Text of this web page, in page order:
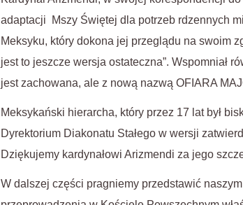
adaptacji Mszy Świętej dla potrzeb rdzennych
Meksyku, który dokona jej przeglądu na swoim
jest to jeszcze wersja ostateczna”. Wspomniał
jest zachowana, ale z nową nazwą OFIARA
Meksykański hierarcha, który przez 17 lat był
Dyrektorium Diakonatu Stałego w wersji
Dziękujemy kardynałowi Arizmendi za jego
W dalszej części pragniemy przedstawić